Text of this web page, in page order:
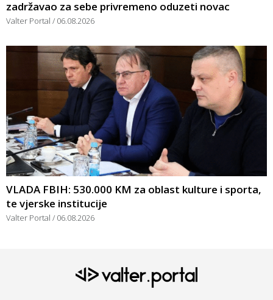
zadržavao za sebe privremeno oduzeti novac
Valter Portal 06.08.2026
VLADA FBIH: 530.000 KM za oblast kulture i sporta,
te vjerske institucije
Valter Portal 06.08.2026